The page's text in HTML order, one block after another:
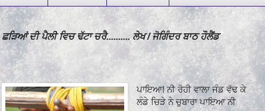
ਛੜਿਆਂ ਦੀ ਪੈਲੀ ਵਿਚ ਢੱਟਾ ਚਰੈ.......... ਲੇਖ / ਜੋਗਿੰਦਰ ਬਾਠ ਹੌਲੈਂਡ
ਪਾਇਆ! ਨੀ ਰੋਹੀ ਵਾਲਾ ਜੰਡ ਵੱਢ ਕੇ
ਲੰਡੇ ਚਿੜੇ ਨੇ ਚੁਬਾਰਾ ਪਾਇਆ ਨੀ